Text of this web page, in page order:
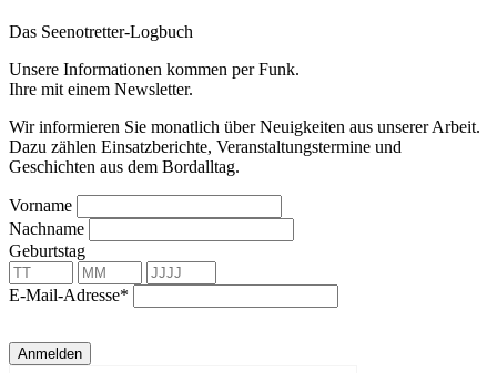
Das Seenotretter-Logbuch
Unsere Informationen kommen per Funk.
Ihre mit einem Newsletter.
Wir informieren Sie monatlich über Neuigkeiten aus unserer Arbeit.
Dazu zählen Einsatzberichte, Veranstaltungstermine und
Geschichten aus dem Bordalltag.
Vorname
Nachname
Geburtstag
E-Mail-Adresse*
Anmelden